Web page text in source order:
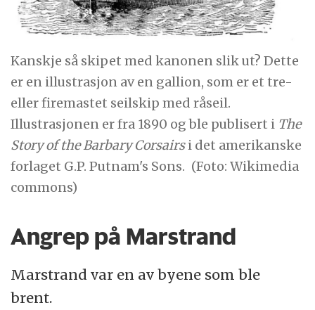
Kanskje så skipet med kanonen slik ut? Dette
er en illustrasjon av en gallion, som er et tre-
eller firemastet seilskip med råseil.
Illustrasjonen er fra 1890 og ble publisert i The
Story of the Barbary Corsairsi det amerikanske
forlaget G.P. Putnam's Sons. (Foto: Wikimedia
commons)
Angrep på Marstrand
Marstrand var en av byene som ble
brent.